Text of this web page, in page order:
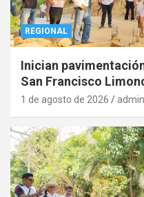
REGIONAL
Inician
San Francisco
1 de agosto de 2026 admin